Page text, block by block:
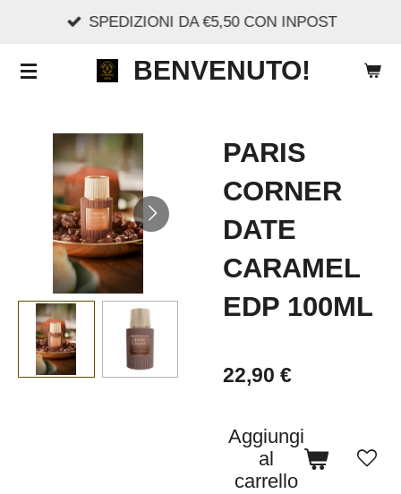
contenuto
BENVENUTO!
SPEDIZIONI DA €5,50 CON INPOST
PARIS
CORNER
DATE
CARAMEL
EDP 100ML
22,90 €
Aggiungi
al
carrello